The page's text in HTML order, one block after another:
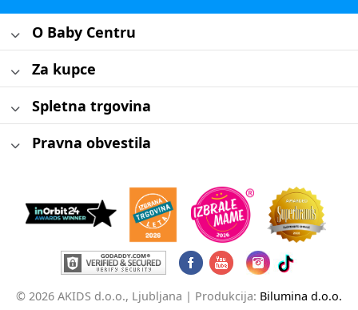
O Baby Centru
Za kupce
Spletna trgovina
Pravna obvestila
© 2026 AKIDS d.o.o., Ljubljana | Produkcija: Bilumina d.o.o.